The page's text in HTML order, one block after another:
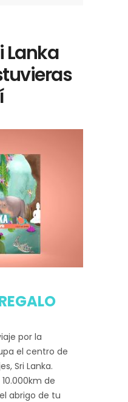
Lanka
por la
el centro de
Sri Lanka.
de
abrigo de tu